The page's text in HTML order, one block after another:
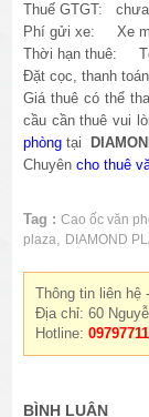
Thuế GTGT:chưa
Phí gửi xe: Xe
Thời hạn thuê:
Đặt cọc, thanh
Giá thuê có thể
cầu cần thuê vui
phòng tại
Chuyêncho thuê
Tag : Cao ốc văn
plaza, DIAMOND
Thông tin liên hệ
Địa chỉ: 60
Hotline:
BÌNH LUẬN